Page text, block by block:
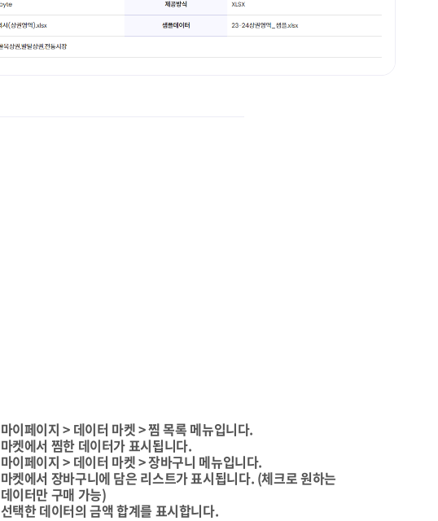
마이페이지 > 데이터 마켓 > 찜 목록 메뉴입니다.
마켓에서 찜한 데이터가 표시됩니다.
마이페이지 > 데이터 마켓 > 장바구니 메뉴입니다.
마켓에서 장바구니에 담은 리스트가 표시됩니다. (체크로 원하는
데이터만 구매 가능)
선택한 데이터의 금액 합계를 표시합니다.